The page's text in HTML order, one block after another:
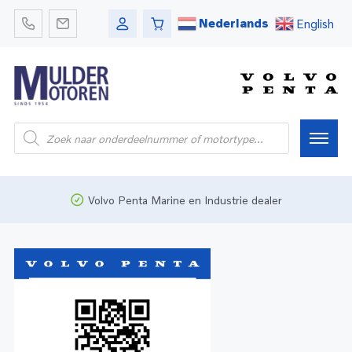
Nederlands English
Onderdelen
Bedrijfsvaart
Volvo Penta Marine en Industrie dealer